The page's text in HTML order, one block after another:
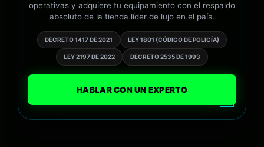
operativas y adquiere tu equipamiento con el respaldo
absoluto de la tienda líder de lujo en el país.
DECRETO 1417 DE 2021 LEY 1801 (CÓDIGO DE POLICÍA)
LEY 2197 DE 2022 DECRETO 2535 DE 1993
HABLAR CON UN EXPERTO